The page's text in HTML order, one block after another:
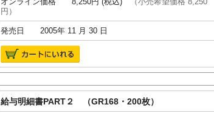
円）
発売日 2005年 11 月 30 日
給与明細書PART２ （GR168・200枚）